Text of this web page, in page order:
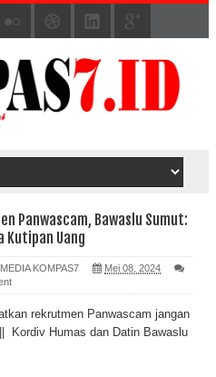
Panwascam, Bawaslu Sumut:
Kutipan Uang
KOMPAS7
Mei 08, 2024
rekrutmen Panwascam jangan
Humas dan Datin Bawaslu